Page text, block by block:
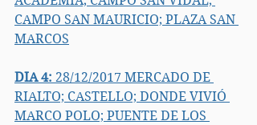
CAMPO SAN MAURICIO; PLAZA SAN
MARCOS
DIA 4: 28/12/2017 MERCADO DE
RIALTO; CASTELLO; DONDE VIVIÓ
MARCO POLO; PUENTE DE LOS